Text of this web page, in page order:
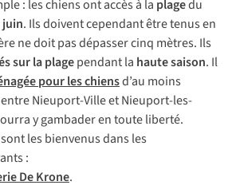
: les chiens ont accès à la plagedu
juin. Ils doivent cependant être tenus en
ne doit pas dépasser cinq mètres. Ils
sur la plagependant la haute saison. Il
pour les chiensd’au moins
Nieuport-Ville et Nieuport-les-
y gambader en toute liberté.
les bienvenus dans les
:
De Krone.